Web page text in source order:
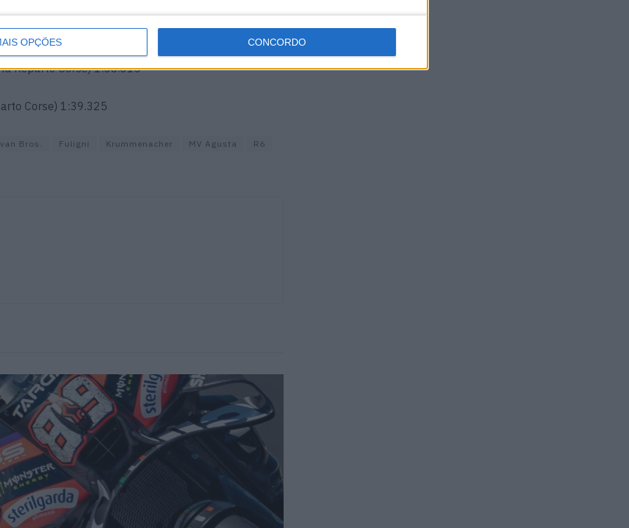
OPÇÕES CONCORDO
Corse) 1:38.444
Reparto Corse) 1:38.813
Corse) 1:39.325
Bros. Fuligni Krummenacher MV Agusta
R6